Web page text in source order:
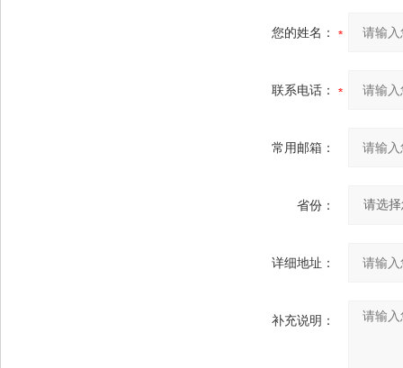
您的姓名：
联系电话：
常用邮箱：
省份：
详细地址：
补充说明：